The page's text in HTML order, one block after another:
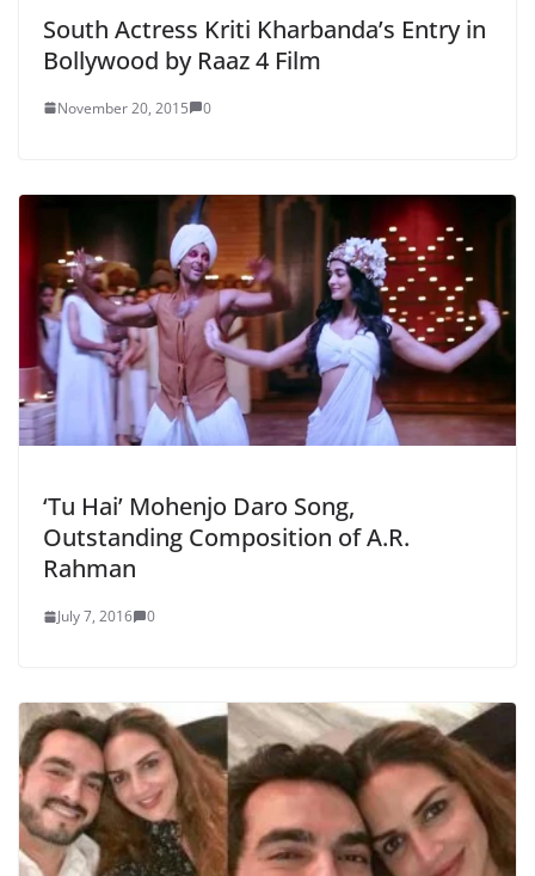
South Actress Kriti Kharbanda’s Entry in
Bollywood by Raaz 4 Film
November 20, 2015 0
‘Tu Hai’ Mohenjo Daro Song,
Outstanding Composition of A.R.
Rahman
July 7, 2016 0